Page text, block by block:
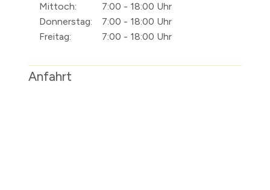
Mittoch:
7:00 - 18:00 Uhr
Donnerstag:
7:00 - 18:00 Uhr
Freitag:
7:00 - 18:00 Uhr
Anfahrt